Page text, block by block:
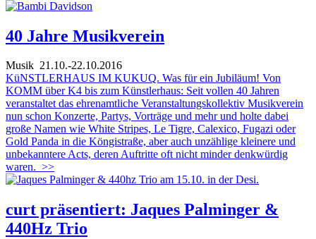
40 Jahre Musikverein
Musik 21.10.-22.10.2016
KüNSTLERHAUS IM KUKUQ. Was für ein Jubiläum! Von
KOMM über K4 bis zum Künstlerhaus: Seit vollen 40 Jahren
veranstaltet das ehrenamtliche Veranstaltungskollektiv Musikverein
nun schon Konzerte, Partys, Vorträge und mehr und holte dabei
große Namen wie White Stripes, Le Tigre, Calexico, Fugazi oder
Gold Panda in die Köngistraße, aber auch unzählige kleinere und
unbekanntere Acts, deren Auftritte oft nicht minder denkwürdig
waren. >>
curt präsentiert: Jaques Palminger &
440Hz Trio